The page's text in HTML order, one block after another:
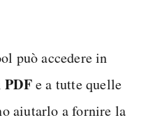
può accedere in
PDFe a tutte quelle
aiutarlo a fornire la